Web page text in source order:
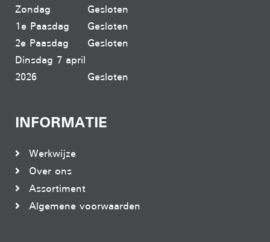
Zondag
Gesloten
1e Paasdag
Gesloten
2e Paasdag
Gesloten
Dinsdag 7 april
2026
Gesloten
INFORMATIE
Werkwijze
Over ons
Assortiment
Algemene voorwaarden